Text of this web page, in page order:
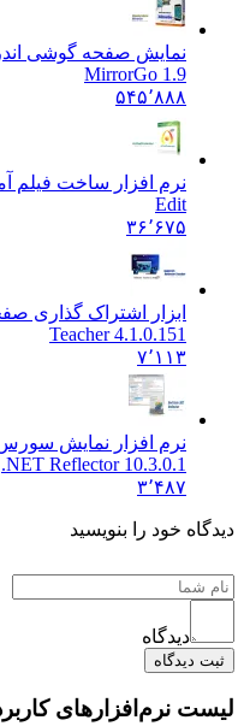
نمایش صفحه گوشی اندروید
MirrorGo 1.9
۵۴۵٬۸۸۸
نرم افزار ساخت فیلم
۳۶٬۶۷۵
ابزار اشتراک گذاری صفحه
Teacher 4.1.0.151
۷٬۱۱۳
نرم افزار نمایش سورس
.NET Reflector 10.3.0.1
۳٬۴۸۷
خود را بنویسید
دیدگاه
نرم‌افزارهای کاربردی